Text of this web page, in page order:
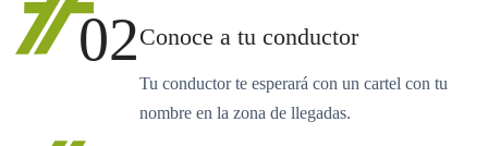
02Conoce a tu conductor
Tu conductor te esperará con un cartel con tu
nombre en la zona de llegadas.